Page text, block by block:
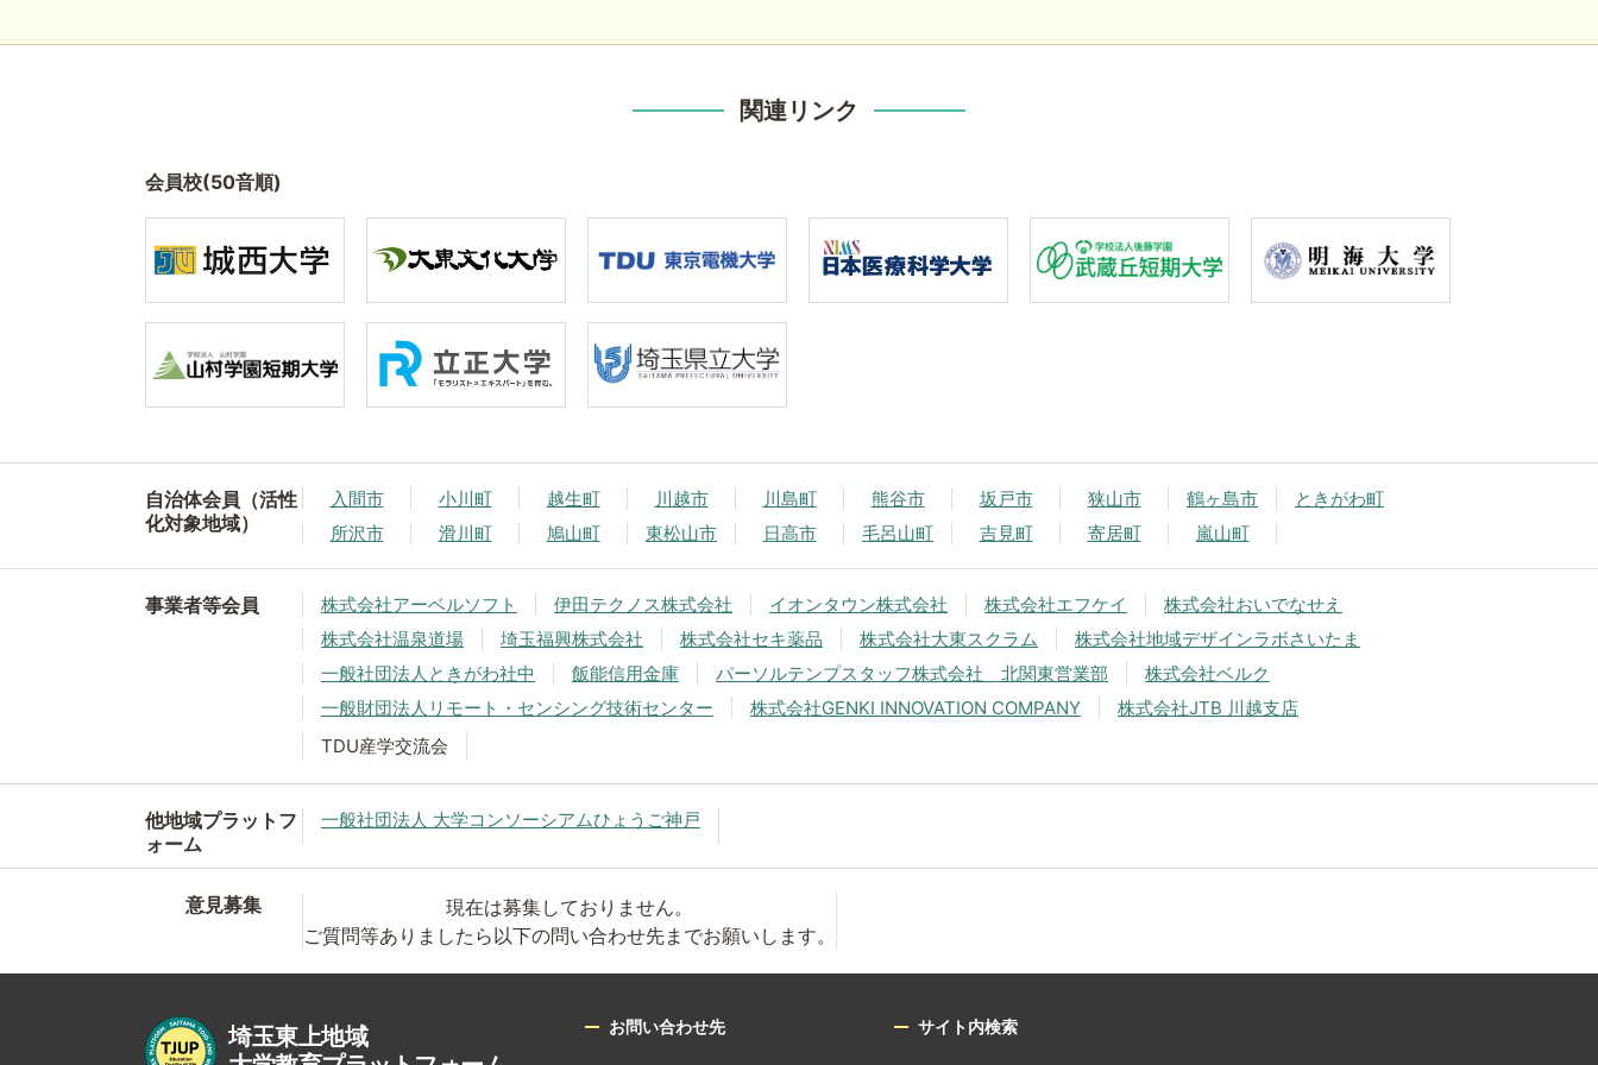
関連リンク
会員校(50音順)
自治体会員（活性
化対象地域）
入間市 小川町 越生町 川越市 川島町 熊谷市 坂戸市 狭山市 鶴ヶ島市
ときがわ町
所沢市
滑川町 鳩山町 東松山市 日高市 毛呂山町 吉見町 寄居町 嵐山町
事業者等会員 株式会社アーベルソフト 伊田テクノス株式会社 イオンタウン株式会社 株式会社エフケイ
株式会社おいでなせえ
株式会社温泉道場
埼玉福興株式会社 株式会社セキ薬品 株式会社大東スクラム
株式会社地域デザインラボさいたま
一般社団法人ときがわ社中
飯能信用金庫 パーソルテンプスタッフ株式会社 北関東営業部
株式会社ベルク
一般財団法人リモート・センシング技術センター
株式会社GENKI INNOVATION COMPANY
株式会社JTB 川越支店
TDU産学交流会
他地域プラットフ
ォーム
一般社団法人 大学コンソーシアムひょうご神戸
意見募集
現在は募集しておりません。
ご質問等ありましたら以下の問い合わせ先までお願いします。
埼玉東上地域
お問い合わせ先 サイト内検索